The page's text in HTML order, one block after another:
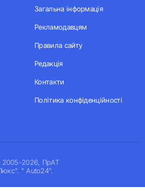
2005-2026, ПрАТ
" Auto24".
Загальна інформація
Рекламодавцям
Правила сайту
Редакція
Контакти
Політика конфіденційності